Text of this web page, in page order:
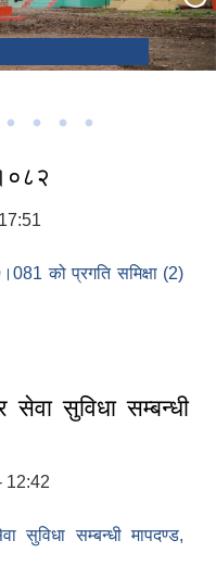
उपस्थिति
को प्रगति समिक्षा (2)
सेवा सुविधा सम्बन्धी
12:42
सुविधा सम्बन्धी मापदण्ड,